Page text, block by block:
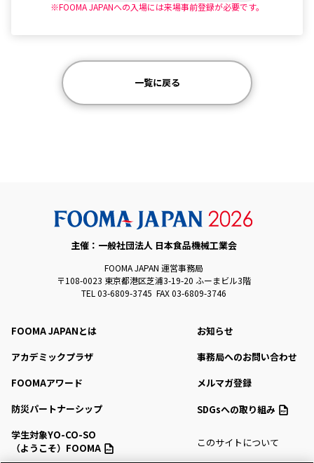
※FOOMA JAPANへの入場には来場事前登録が必要です。
一覧に戻る
主催：一般社団法人 日本食品機械工業会
FOOMA JAPAN 運営事務局
〒108-0023 東京都港区芝浦3-19-20 ふーまビル3階
TEL 03-6809-3745 FAX 03-6809-3746
FOOMA JAPANとは
アカデミックプラザ
FOOMAアワード
防災パートナーシップ
学生対象YO-CO-SO
（ようこそ）FOOMA
お知らせ
事務局へのお問い合わせ
メルマガ登録
SDGsへの取り組み
このサイトについて